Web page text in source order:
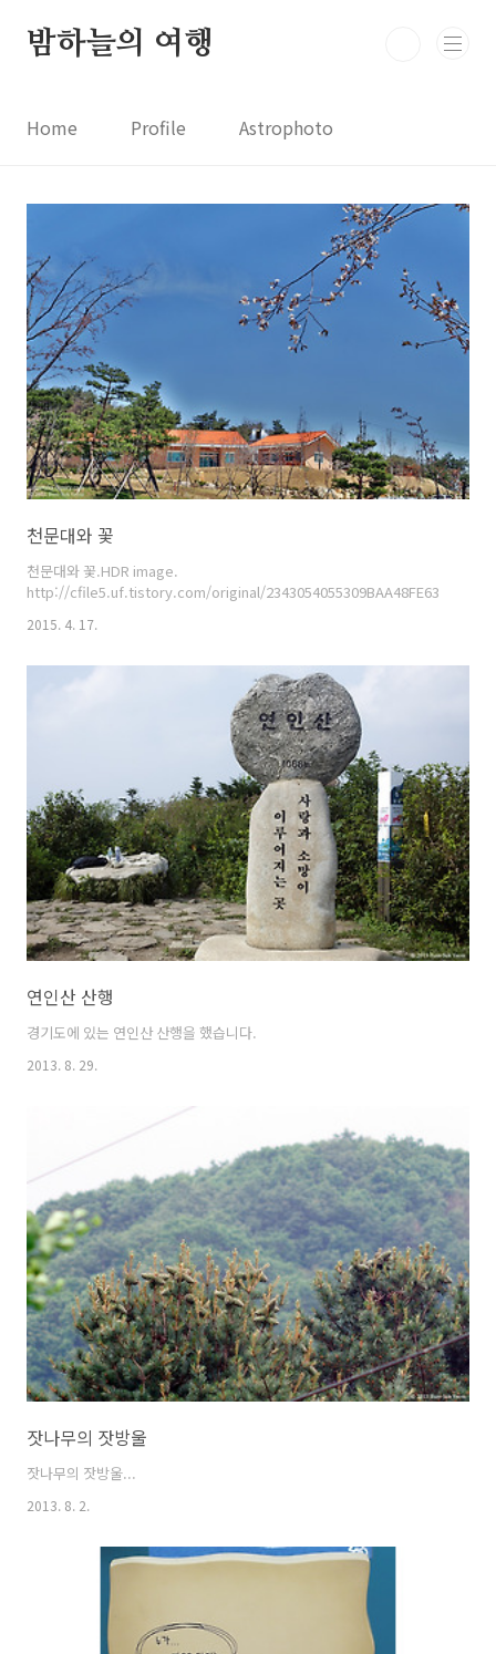
밤하늘의 여행
Home Profile Astrophoto
Astro News Comet News Astro Video
Astrophotography
천문대와 꽃
천문대와 꽃.HDR image.
http://cfile5.uf.tistory.com/original/2343054055309BAA48FE63
2015. 4. 17.
연인산 산행
경기도에 있는 연인산 산행을 했습니다.
2013. 8. 29.
잣나무의 잣방울
잣나무의 잣방울...
2013. 8. 2.